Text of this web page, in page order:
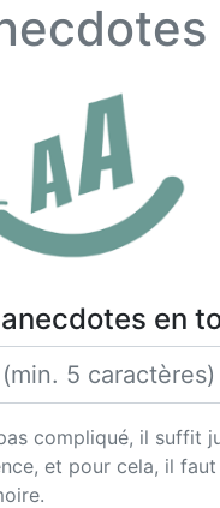
en
compliqué, il suffit
et pour cela, il